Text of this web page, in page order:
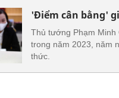
'Điểm cân bằng'
Thủ tướng Phạm
trong năm 2023, năm
thức.